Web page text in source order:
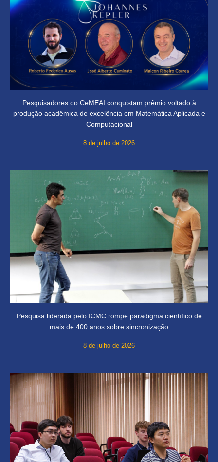
Pesquisadores do CeMEAI conquistam prêmio voltado à
produção acadêmica de excelência em Matemática Aplicada e
Computacional
8 de julho de 2026
Pesquisa liderada pelo ICMC rompe paradigma científico de
mais de 400 anos sobre sincronização
8 de julho de 2026